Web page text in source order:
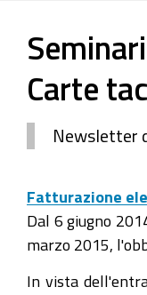
Carte
Newsletter
Fatturazione
Dal 6 giugno
marzo 2015,
In vista